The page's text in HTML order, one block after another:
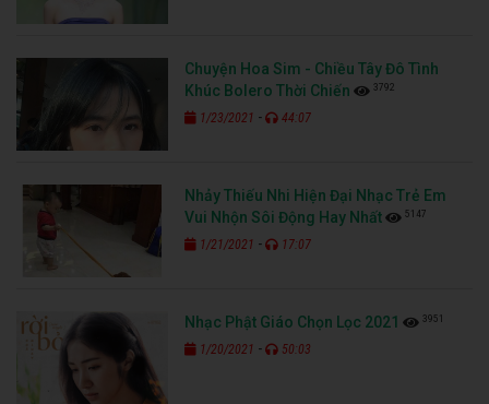
Chuyện Hoa Sim - Chiều Tây Đô Tình
Khúc Bolero Thời Chiến
3792
1/23/2021 - 44:07
Nhảy Thiếu Nhi Hiện Đại Nhạc Trẻ Em
Vui Nhộn Sôi Động Hay Nhất
5147
1/21/2021 - 17:07
Nhạc Phật Giáo Chọn Lọc 2021 3951
1/20/2021 - 50:03